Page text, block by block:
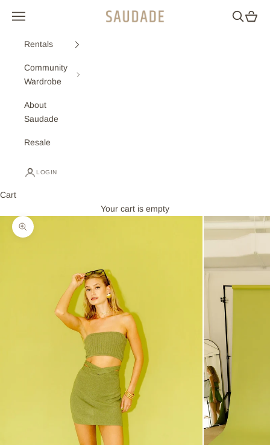
Saudade
Navigation menu Search
Cart
Rentals
Community
Wardrobe
About
Saudade
Resale
LOGIN
Cart
Your cart is empty
Zoom picture